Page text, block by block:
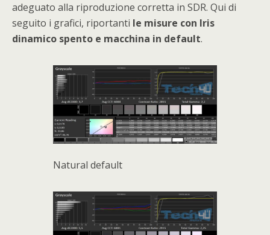
adeguato alla riproduzione corretta in SDR. Qui di
seguito i grafici, riportanti le misure con Iris
dinamico spento e macchina in default.
Natural default